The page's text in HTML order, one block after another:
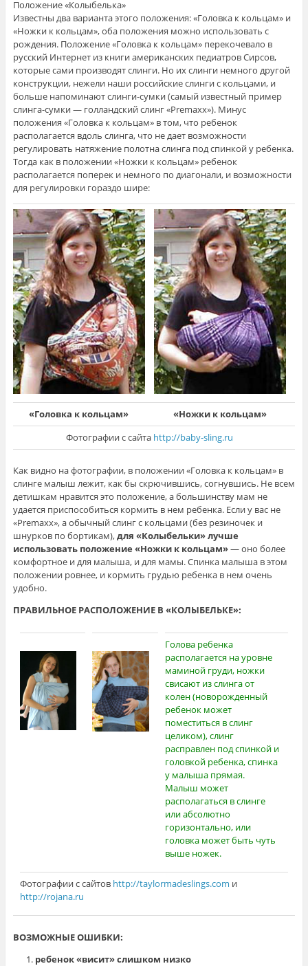
Положение «Колыбелька»
Известны два варианта этого положения: «Головка к кольцам» и
«Ножки к кольцам», оба положения можно использовать с
рождения. Положение «Головка к кольцам» перекочевало в
русский Интернет из книги американских педиатров Сирсов,
которые сами производят слинги. Но их слинги немного другой
конструкции, нежели наши российские слинги с кольцами, и
больше напоминают слинги-сумки (самый известный пример
слинга-сумки — голландский слинг «Premaxx»). Минус
положения «Головка к кольцам» в том, что ребенок
располагается вдоль слинга, что не дает возможности
регулировать натяжение полотна слинга под спинкой у ребенка.
Тогда как в положении «Ножки к кольцам» ребенок
располагается поперек и немного по диагонали, и возможности
для регулировки гораздо шире:
«Головка к кольцам»
«Ножки к кольцам»
Фотографии с сайта http://baby-sling.ru
Как видно на фотографии, в положении «Головка к кольцам» в
слинге малыш лежит, как бы скрючившись, согнувшись. Не всем
детишкам нравится это положение, а большинству мам не
удается приспособиться кормить в нем ребенка. Если у вас не
«Premaxx», а обычный слинг с кольцами (без резиночек и
шнурков по бортикам),для «Колыбельки» лучше
использовать положение «Ножки к кольцам»— оно более
комфортное и для малыша, и для мамы. Спинка малыша в этом
положении ровнее, и кормить грудью ребенка в нем очень
удобно.
ПРАВИЛЬНОЕ РАСПОЛОЖЕНИЕ В «КОЛЫБЕЛЬКЕ»:
Голова ребенка
располагается на уровне
маминой груди, ножки
свисают из слинга от
колен (новорожденный
ребенок может
поместиться в слинг
целиком), слинг
расправлен под спинкой и
головкой ребенка, спинка
у малыша прямая.
Малыш может
располагаться в слинге
или абсолютно
горизонтально, или
головка может быть чуть
выше ножек.
Фотографии с сайтов http://taylormadeslings.com и
http://rojana.ru
ВОЗМОЖНЫЕ ОШИБКИ:
ребенок «висит» слишком низко